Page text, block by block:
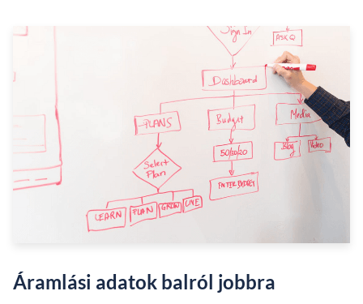
Áramlási adatok balról jobbra